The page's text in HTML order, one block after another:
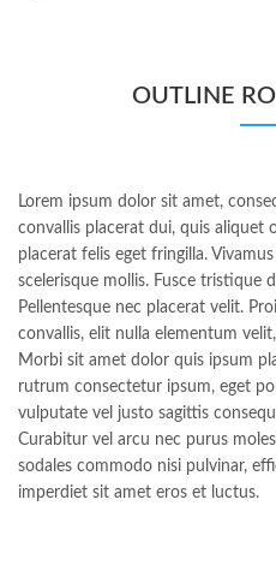
OUTLINE
Lorem ipsum dolor sit amet,
convallis placerat dui, quis aliquet
placerat felis eget fringilla.
scelerisque mollis. Fusce tristique
Pellentesque nec placerat velit.
convallis, elit nulla elementum
Morbi sit amet dolor quis ipsum
rutrum consectetur ipsum, eget
vulputate vel justo sagittis
Curabitur vel arcu nec purus
sodales commodo nisi pulvinar,
imperdiet sit amet eros et luctus.